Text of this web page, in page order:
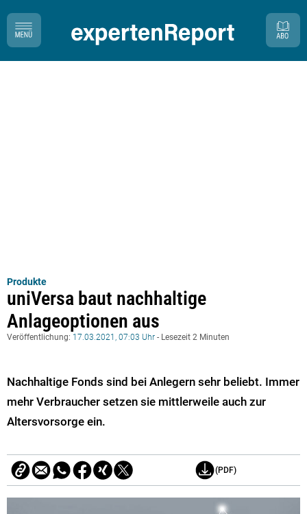
Produkte
uniVersa baut nachhaltige
Anlageoptionen aus
Veröffentlichung: 17.03.2021, 07:03 Uhr - Lesezeit 2 Minuten
Nachhaltige Fonds sind bei Anlegern sehr beliebt. Immer
mehr Verbraucher setzen sie mittlerweile auch zur
Altersvorsorge ein.
(PDF)